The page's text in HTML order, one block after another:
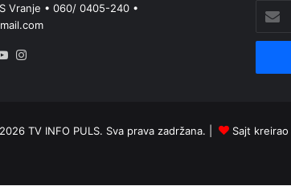
Vranje • 060/ 0405-240 •
YouTube
your
Email
TV INFO PULS. Sva prava zadržana. | Sajt kreirao